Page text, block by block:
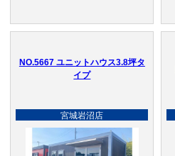
NO.5667 ユニットハウス3.8坪タ
イプ
宮城岩沼店